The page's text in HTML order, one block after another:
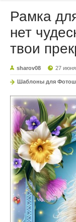
Рамка
нет
твои
sharov08 27
Шаблоны для